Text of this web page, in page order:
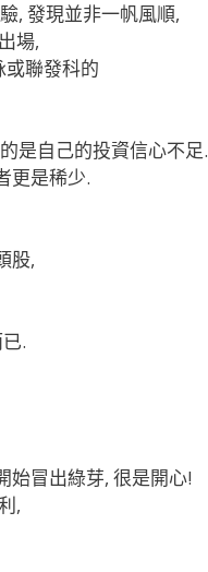
, 發現並非一帆風順,
場,
或聯發科的
是自己的投資信心不足.
更是稀少.
股,
.
始冒出綠芽, 很是開心!
,